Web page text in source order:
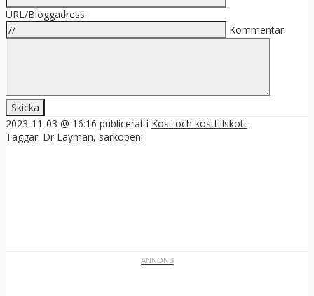
URL/Bloggadress:
Kommentar:
2023-11-03 @ 16:16 publicerat i Kost och kosttillskott
Taggar: Dr Layman, sarkopeni